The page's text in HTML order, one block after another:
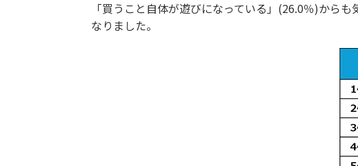
「買うこと自体が遊びになっている」(26.0％)から
なりました。